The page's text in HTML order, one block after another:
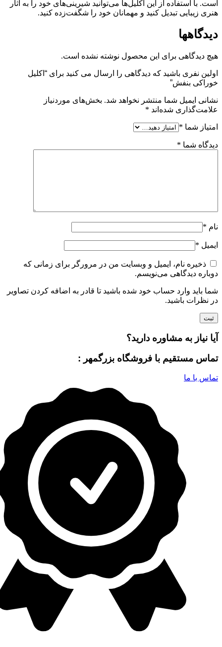
است. با استفاده از این اکلیل‌ها می‌توانید شیرینی‌های خود را به آثار
هنری زیبایی تبدیل کنید و مهمانان خود را شگفت‌زده کنید.
دیدگاهها
هیچ دیدگاهی برای این محصول نوشته نشده است.
اولین نفری باشید که دیدگاهی را ارسال می کنید برای “اکلیل
خوراکی بنفش”
نشانی ایمیل شما منتشر نخواهد شد. بخش‌های موردنیاز
علامت‌گذاری شده‌اند *
امتیاز شما *
دیدگاه شما *
نام *
ایمیل *
ذخیره نام، ایمیل و وبسایت من در مرورگر برای زمانی که
دوباره دیدگاهی می‌نویسم.
شما باید وارد حساب خود شده باشید تا قادر به اضافه کردن تصاویر
در نظرات باشید.
آیا نیاز به مشاوره دارید؟
تماس مستقیم با فروشگاه بزرگمهر :
تماس با ما